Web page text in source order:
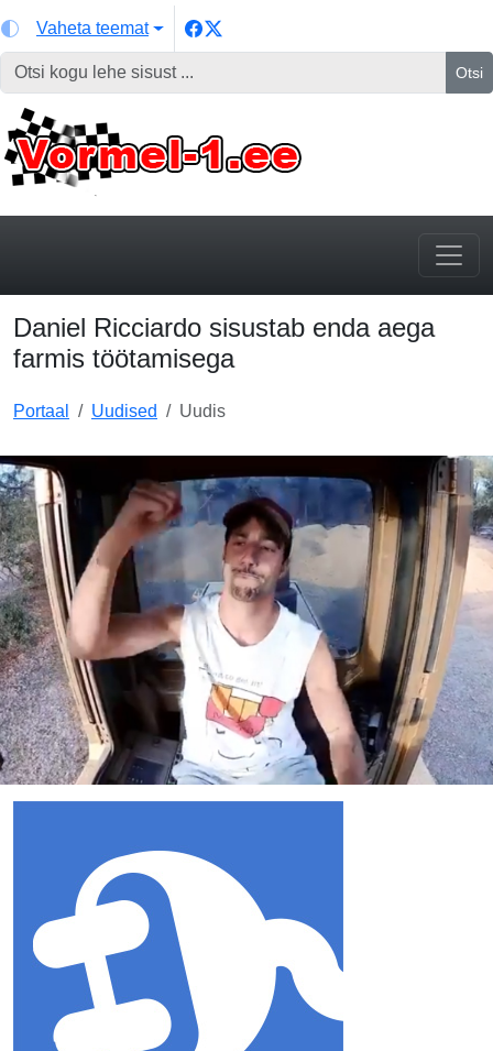
Vaheta teemat
Otsi
Daniel Ricciardo sisustab enda aega
farmis töötamisega
Portaal Uudised Uudis